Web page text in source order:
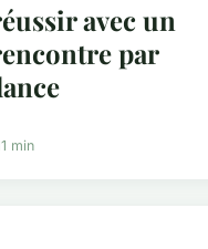
avec un
par
min